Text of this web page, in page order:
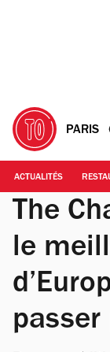
PARIS
ACTUALITÉS
The
le
passer